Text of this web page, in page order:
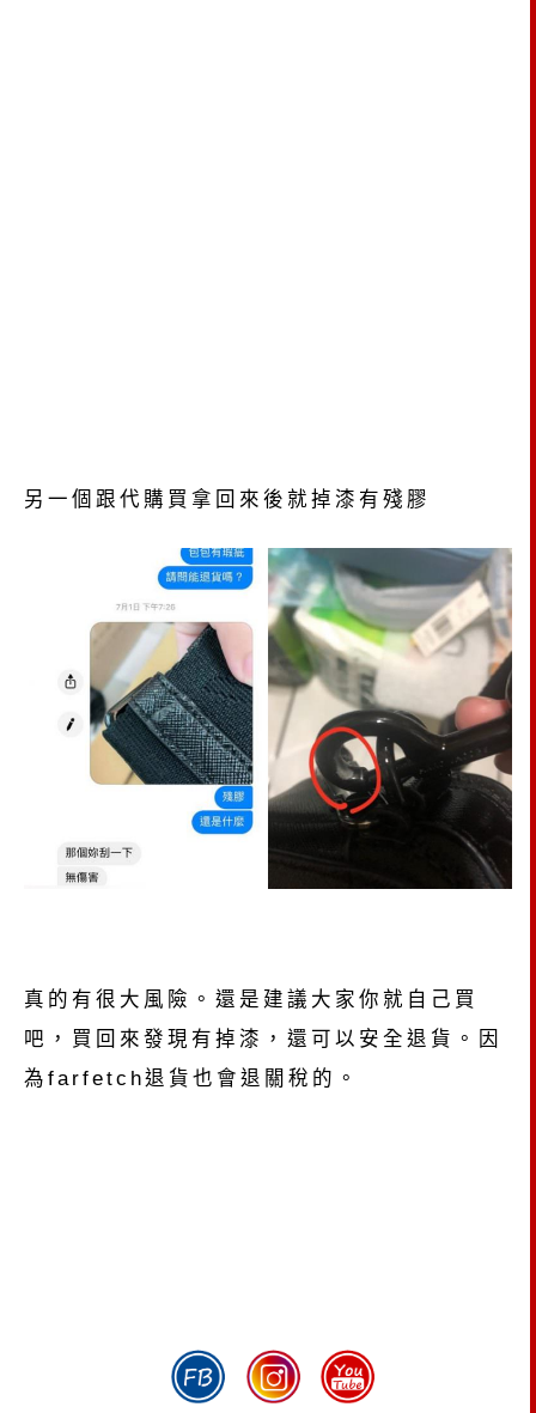
另一個跟代購買拿回來後就掉漆有殘膠
真的有很大風險。還是建議大家你就自己買
吧，買回來發現有掉漆，還可以安全退貨。因
為farfetch退貨也會退關稅的。